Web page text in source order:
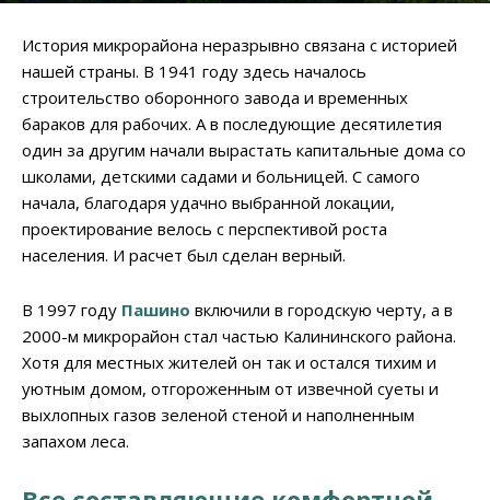
История микрорайона неразрывно связана с историей
нашей страны. В 1941 году здесь началось
строительство оборонного завода и временных
бараков для рабочих. А в последующие десятилетия
один за другим начали вырастать капитальные дома со
школами, детскими садами и больницей. С самого
начала, благодаря удачно выбранной локации,
проектирование велось с перспективой роста
населения. И расчет был сделан верный.
В 1997 году Пашино включили в городскую черту, а в
2000-м микрорайон стал частью Калининского района.
Хотя для местных жителей он так и остался тихим и
уютным домом, отгороженным от извечной суеты и
выхлопных газов зеленой стеной и наполненным
запахом леса.